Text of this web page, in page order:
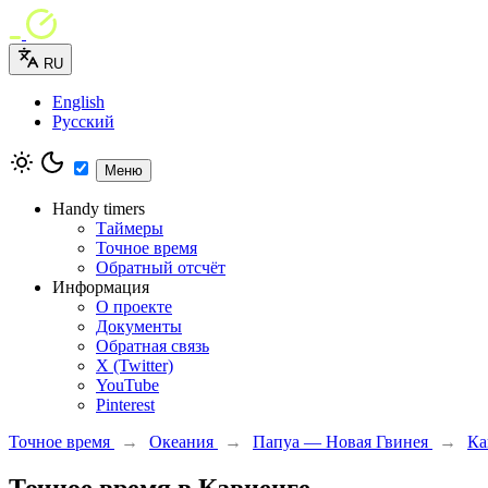
RU
English
Русский
Меню
Handy timers
Таймеры
Точное время
Обратный отсчёт
Информация
О проекте
Документы
Обратная связь
X (Twitter)
YouTube
Pinterest
Точное время
→ Океания → Папуа — Новая Гвинея →